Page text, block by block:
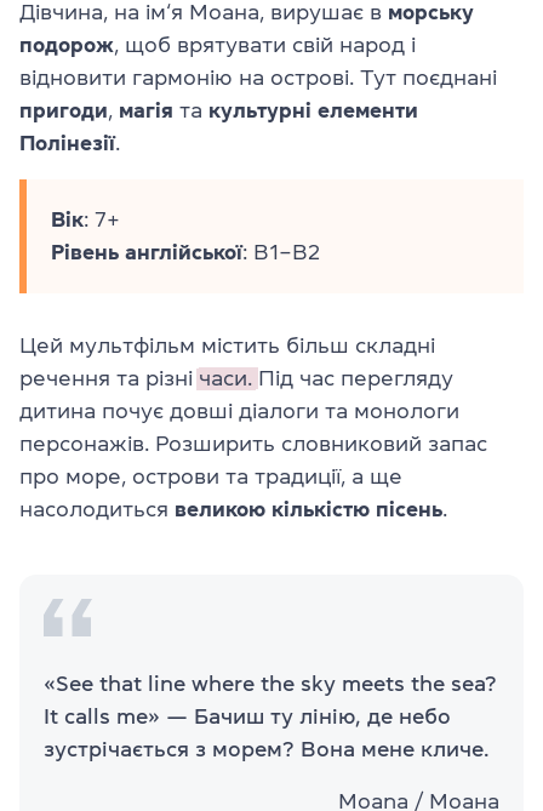
Дівчина, на ім‘я Моана, вирушає в морську
подорож, щоб врятувати свій народ і
відновити гармонію на острові. Тут поєднані
пригоди, магія та культурні елементи
Полінезії.
Вік: 7+
Рівень англійської: B1–B2
Цей мультфільм містить більш складні
речення та різні часи. Під час перегляду
дитина почує довші діалоги та монологи
персонажів. Розширить словниковий запас
про море, острови та традиції, а ще
насолодиться великою кількістю пісень.
«See that line where the sky meets the sea?
It calls me» — Бачиш ту лінію, де небо
зустрічається з морем? Вона мене кличе.
Moana / Моана